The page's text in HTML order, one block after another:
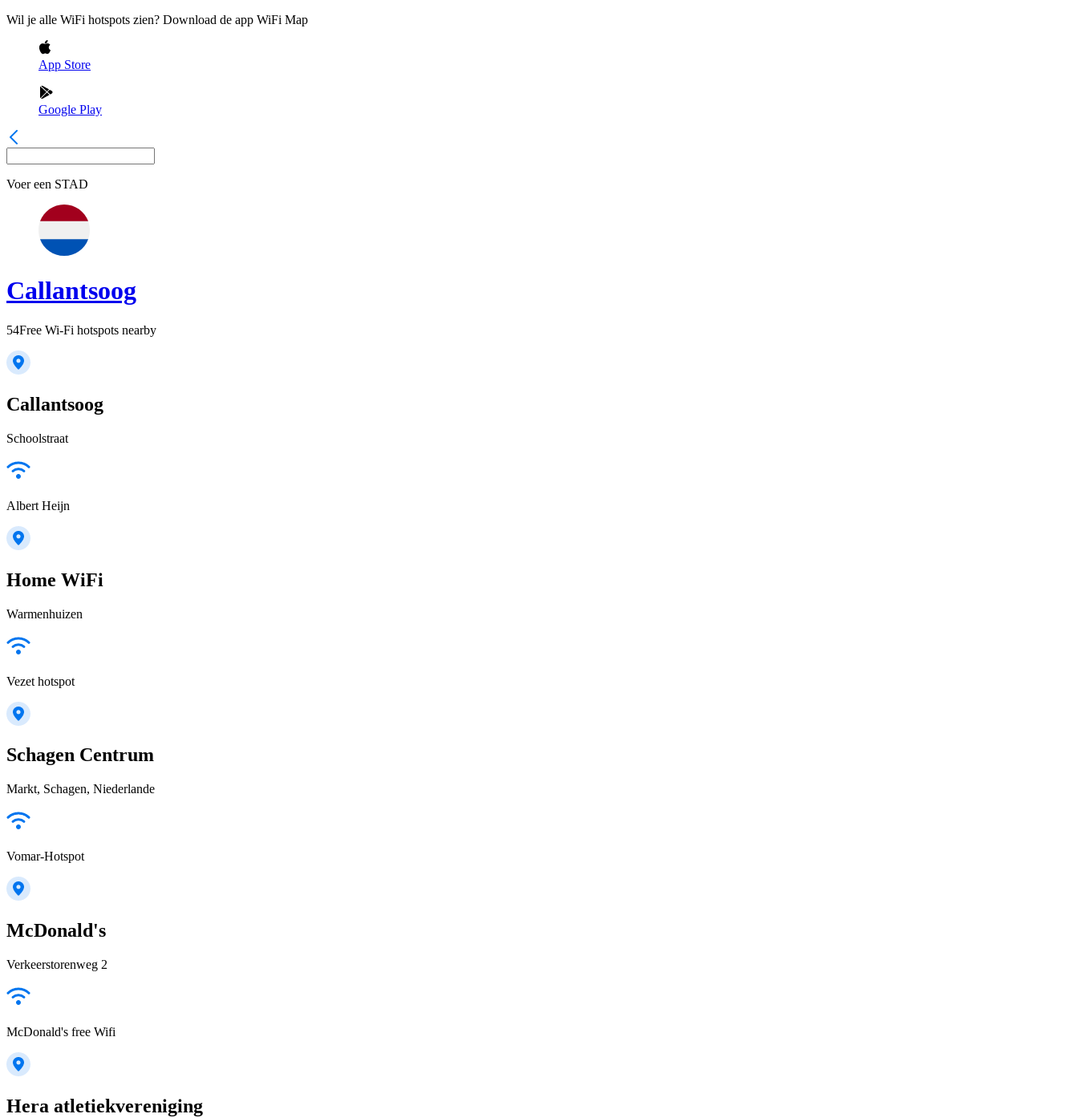
Wil je alle WiFi hotspots zien? Download de app WiFi Map
App Store
Google Play
Voer een STAD
Callantsoog
54Free Wi-Fi hotspots nearby
Callantsoog
Schoolstraat
Albert Heijn
Home WiFi
Warmenhuizen
Vezet hotspot
Schagen Centrum
Markt, Schagen, Niederlande
Vomar-Hotspot
McDonald's
Verkeerstorenweg 2
McDonald's free Wifi
Hera atletiekvereniging